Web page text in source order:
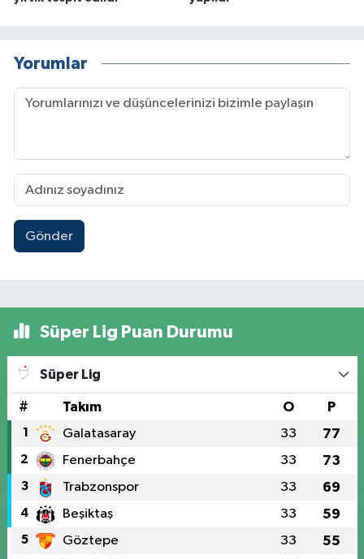
Yorumlar
Gönder
Süper Lig Puan Durumu
Süper Lig
# Takım O P
1 Galatasaray 33 77
2 Fenerbahçe 33 73
3 Trabzonspor 33 69
4 Beşiktaş 33 59
5 Göztepe 33 55